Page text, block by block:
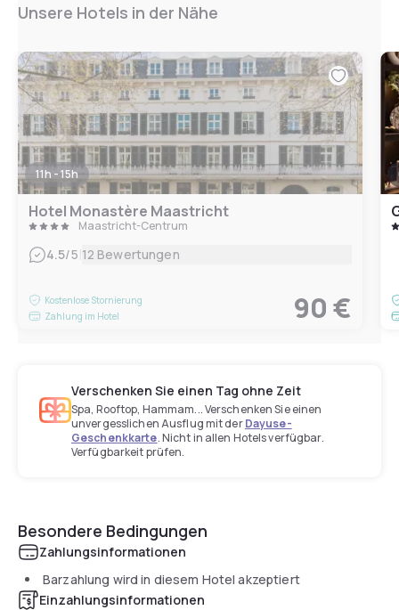
Unsere Hotels in der Nähe
11h - 15h
Hotel Monastère Maastricht
Maastricht-Centrum
4.5/5 12 Bewertungen
Kostenlose Stornierung
Zahlung im Hotel
90 €
Verschenken Sie einen Tag ohne Zeit
Spa, Rooftop, Hammam... Verschenken Sie einen
unvergesslichen Ausflug mit derDayuse-
Geschenkkarte. Nicht in allen Hotels verfügbar.
Verfügbarkeit prüfen.
Besondere Bedingungen
Zahlungsinformationen
Barzahlung wird in diesem Hotel akzeptiert
Einzahlungsinformationen